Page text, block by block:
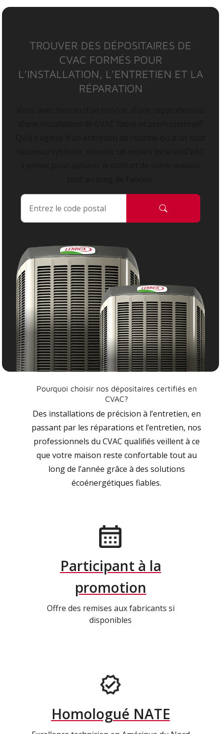
TROUVER DES DÉPOSITAIRES DE
CVAC FORMÉS POUR
L’INSTALLATION, L’ENTRETIEN ET LA
RÉPARATION
Pourquoi choisir nos dépositaires certifiés en
CVAC?
Des installations de précision à l’entretien, en
passant par les réparations et l’entretien, nos
professionnels du CVAC qualifiés veillent à ce
que votre maison reste confortable tout au
long de l’année grâce à des solutions
écoénergétiques fiables.
Participant à la
promotion
Offre des remises aux fabricants si
disponibles
Homologué NATE